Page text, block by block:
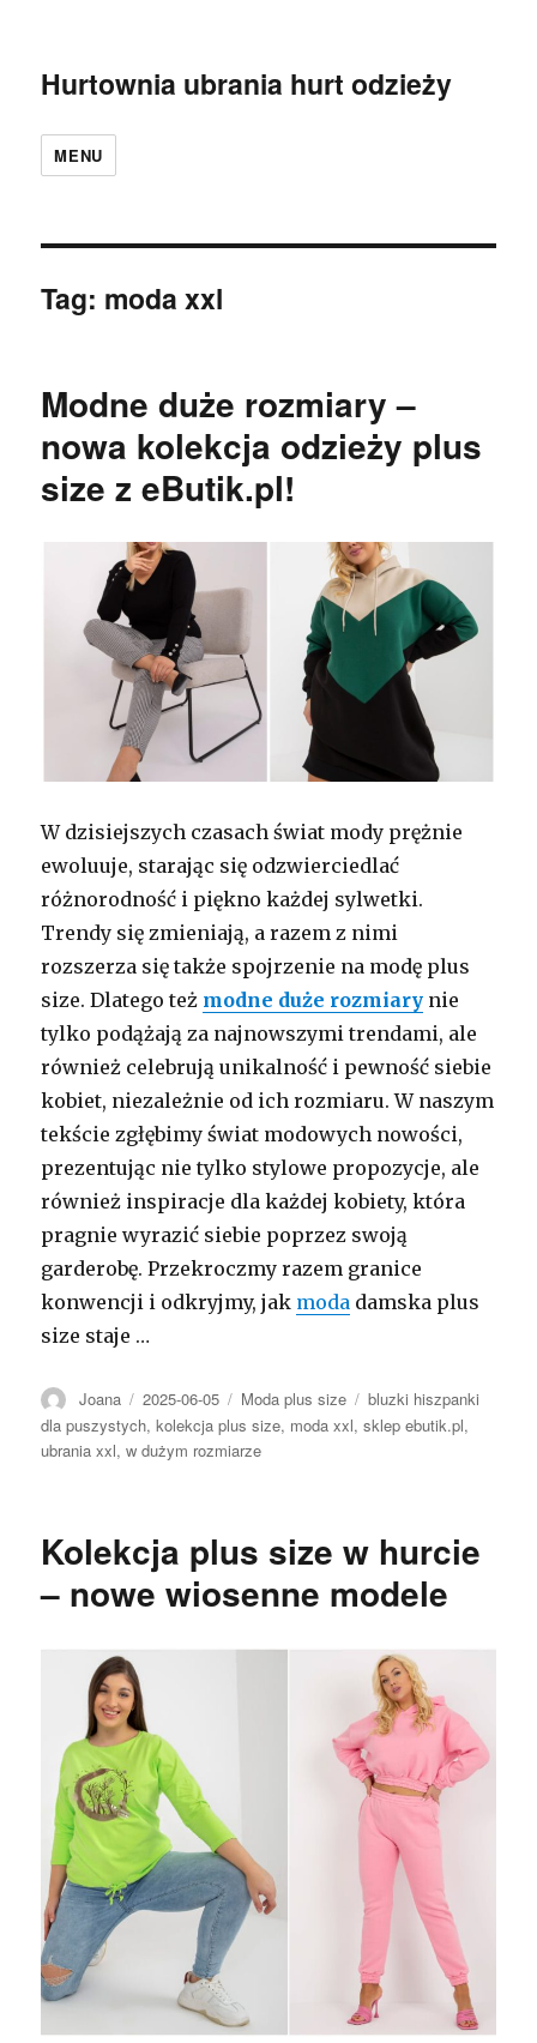
Hurtownia ubrania hurt odzieży
MENU
Tag: moda xxl
Modne duże rozmiary –
nowa kolekcja odzieży plus
size z eButik.pl!
W dzisiejszych czasach świat mody prężnie
ewoluuje, starając się odzwierciedlać
różnorodność i piękno każdej sylwetki.
Trendy się zmieniają, a razem z nimi
rozszerza się także spojrzenie na modę plus
size. Dlatego też modne duże rozmiary nie
tylko podążają za najnowszymi trendami, ale
również celebrują unikalność i pewność siebie
kobiet, niezależnie od ich rozmiaru. W naszym
tekście zgłębimy świat modowych nowości,
prezentując nie tylko stylowe propozycje, ale
również inspiracje dla każdej kobiety, która
pragnie wyrazić siebie poprzez swoją
garderobę. Przekroczmy razem granice
konwencji i odkryjmy, jak moda damska plus
size staje …
Autor
Joana Opublikowano
2025-06-05 Kategorie
Moda plus size Tagi
bluzki hiszpanki
dla puszystych,kolekcja plus size, moda xxl,sklep ebutik.pl,
ubrania xxl,w dużym rozmiarze
Kolekcja plus size w hurcie
– nowe wiosenne modele